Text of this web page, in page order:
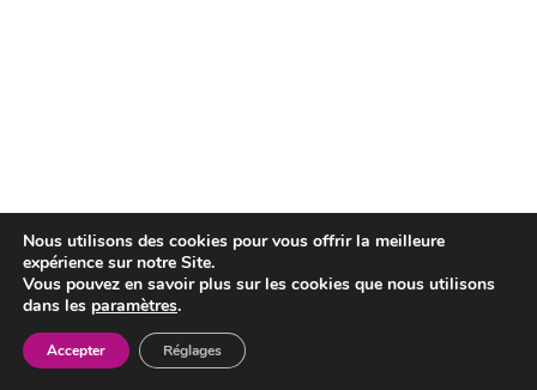
Nous utilisons des cookies pour vous offrir la meilleure
expérience sur notre Site.
Vous pouvez en savoir plus sur les cookies que nous utilisons
dans les paramètres.
Accepter Réglages